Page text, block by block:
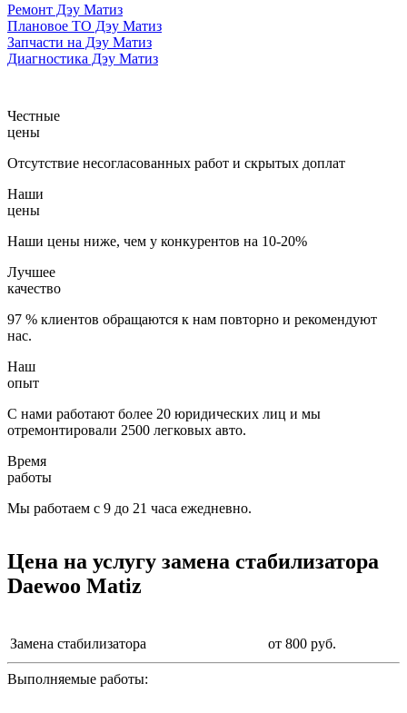
Ремонт Дэу Матиз
Плановое ТО Дэу Матиз
Запчасти на Дэу Матиз
Диагностика Дэу Матиз
Честные
цены
Отсутствие несогласованных работ и скрытых доплат
Наши
цены
Наши цены ниже, чем у конкурентов на 10-20%
Лучшее
качество
97 % клиентов обращаются к нам повторно и рекомендуют
нас.
Наш
опыт
С нами работают более 20 юридических лиц и мы
отремонтировали 2500 легковых авто.
Время
работы
Мы работаем с 9 до 21 часа ежедневно.
Цена на услугу замена стабилизатора
Daewoo Matiz
Замена стабилизатора от 800 руб.
Выполняемые работы: